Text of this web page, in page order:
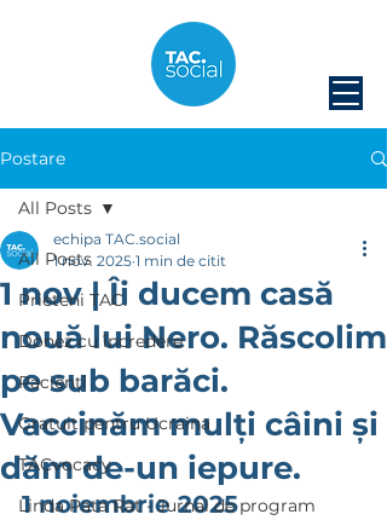
Postare
All Posts
Prieteni TAC.
Donez cu încredere
Pacienți
Gratuit pentru Ucraina
TACvocacy
Linda Pata Rat - Jurnal de program
All Posts
1 nov | Îi ducem casă
nouă lui Nero. Răscolim
pe sub barăci.
Vaccinăm mulți câini și
dăm de-un iepure.
echipa TAC.social
1 nov. 2025 1 min de citit
1 noiembrie 2025